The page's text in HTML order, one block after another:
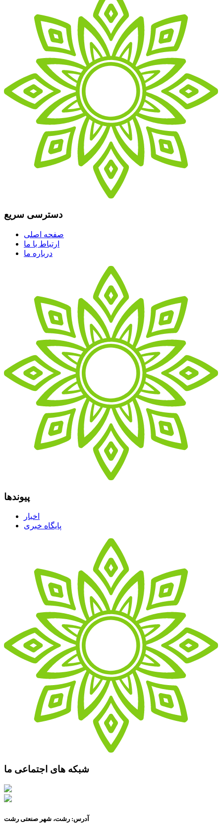
دسترسی سریع
صفحه اصلی
ارتباط با ما
درباره ما
پیوندها
اخبار
پایگاه خبری
شبکه های اجتماعی ما
آدرس: رشت، شهر صنعتی رشت